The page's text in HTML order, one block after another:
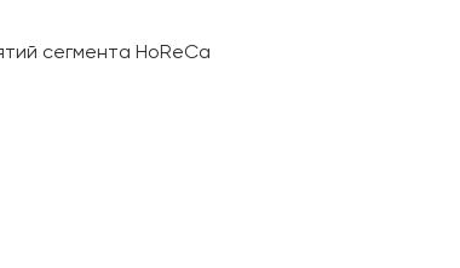
сегмента HoReCa